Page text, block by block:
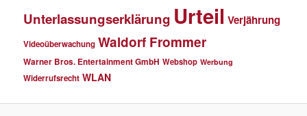
Unterlassungserklärung Urteil Verjährung
Videoüberwachung Waldorf Frommer
Warner Bros. Entertainment GmbH Webshop Werbung
Widerrufsrecht WLAN